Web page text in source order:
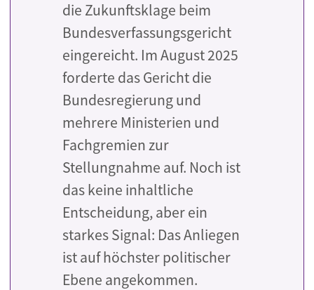
die Zukunftsklage beim
Bundesverfassungsgericht
eingereicht. Im August 2025
forderte das Gericht die
Bundesregierung und
mehrere Ministerien und
Fachgremien zur
Stellungnahme auf. Noch ist
das keine inhaltliche
Entscheidung, aber ein
starkes Signal: Das Anliegen
ist auf höchster politischer
Ebene angekommen.